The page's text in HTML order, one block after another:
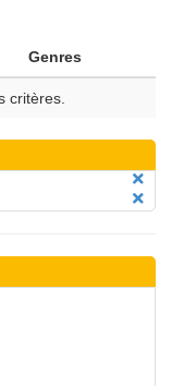
Genres
critères.